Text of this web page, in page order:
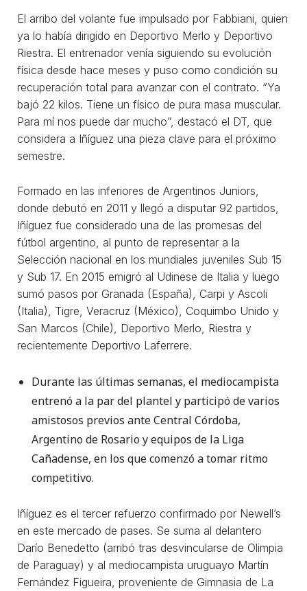
El arribo del volante fue impulsado por Fabbiani, quien
ya lo había dirigido en Deportivo Merlo y Deportivo
Riestra. El entrenador venía siguiendo su evolución
física desde hace meses y puso como condición su
recuperación total para avanzar con el contrato. “Ya
bajó 22 kilos. Tiene un físico de pura masa muscular.
Para mí nos puede dar mucho”, destacó el DT, que
considera a Iñíguez una pieza clave para el próximo
semestre.
Formado en las inferiores de Argentinos Juniors,
donde debutó en 2011 y llegó a disputar 92 partidos,
Iñíguez fue considerado una de las promesas del
fútbol argentino, al punto de representar a la
Selección nacional en los mundiales juveniles Sub 15
y Sub 17. En 2015 emigró al Udinese de Italia y luego
sumó pasos por Granada (España), Carpi y Ascoli
(Italia), Tigre, Veracruz (México), Coquimbo Unido y
San Marcos (Chile), Deportivo Merlo, Riestra y
recientemente Deportivo Laferrere.
Durante las últimas semanas, el mediocampista
entrenó a la par del plantel y participó de varios
amistosos previos ante Central Córdoba,
Argentino de Rosario y equipos de la Liga
Cañadense, en los que comenzó a tomar ritmo
competitivo.
Iñíguez es el tercer refuerzo confirmado por Newell’s
en este mercado de pases. Se suma al delantero
Darío Benedetto (arribó tras desvincularse de Olimpia
de Paraguay) y al mediocampista uruguayo Martín
Fernández Figueira, proveniente de Gimnasia de La